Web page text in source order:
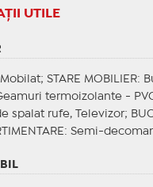
UTILE
STARE MOBILIER:
termoizolante -
spalat rufe, Televizor;
: Semi-